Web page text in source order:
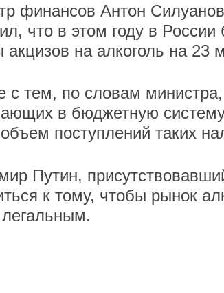
финансов Антон
что в этом году в
акцизов на алкоголь на 23
с тем, по словам
в бюджетную
поступлений таких
Путин,
к тому, чтобы рынок